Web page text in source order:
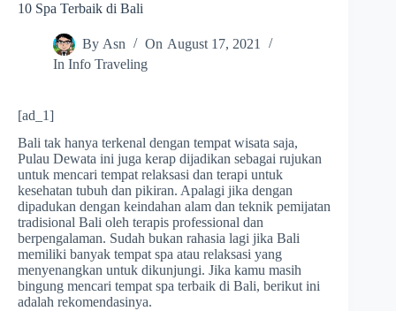
10 Spa Terbaik di Bali
By Asn On August 17, 2021
In Info Traveling
[ad_1]
Bali tak hanya terkenal dengan tempat wisata saja,
Pulau Dewata ini juga kerap dijadikan sebagai rujukan
untuk mencari tempat relaksasi dan terapi untuk
kesehatan tubuh dan pikiran. Apalagi jika dengan
dipadukan dengan keindahan alam dan teknik pemijatan
tradisional Bali oleh terapis professional dan
berpengalaman. Sudah bukan rahasia lagi jika Bali
memiliki banyak tempat spa atau relaksasi yang
menyenangkan untuk dikunjungi. Jika kamu masih
bingung mencari tempat spa terbaik di Bali, berikut ini
adalah rekomendasinya.